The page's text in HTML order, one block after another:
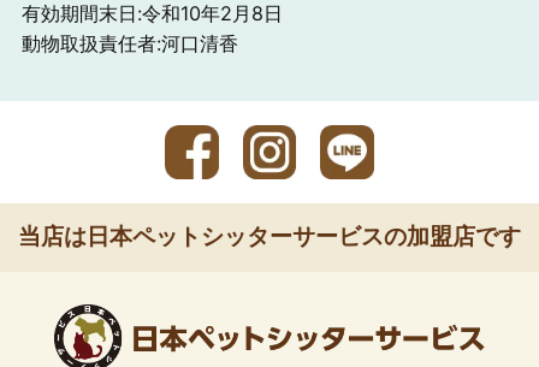
有効期間末日:令和10年2月8日
動物取扱責任者:河口清香
当店は日本ペットシッターサービスの加盟店です